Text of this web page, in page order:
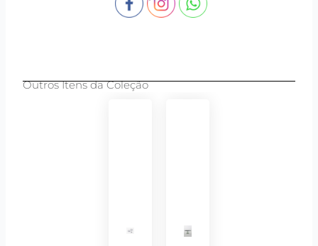
Outros Itens da Coleção